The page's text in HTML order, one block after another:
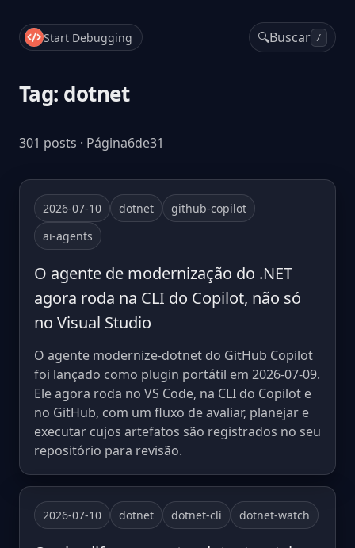
Start Debugging 🔍Buscar /
Tag: dotnet
301 posts · Página6de31
2026-07-10 dotnet
github-copilot
ai-agents
O agente de modernização do .NET
agora roda na CLI do Copilot, não só
no Visual Studio
O agente modernize-dotnet do GitHub Copilot
foi lançado como plugin portátil em 2026-07-09.
Ele agora roda no VS Code, na CLI do Copilot e
no GitHub, com um fluxo de avaliar, planejar e
executar cujos artefatos são registrados no seu
repositório para revisão.
2026-07-10 dotnet dotnet-cli dotnet-watch